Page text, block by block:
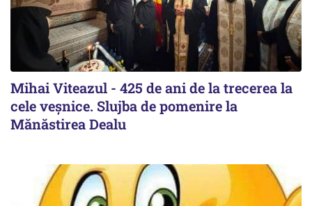
Mihai Viteazul - 425 de ani de la trecerea la
cele veșnice. Slujba de pomenire la
Mănăstirea Dealu